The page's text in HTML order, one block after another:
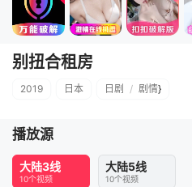
别扭合租房
2019 日本 日剧 / 剧情}
播放源
大陆3线
10个视频
大陆5线
10个视频